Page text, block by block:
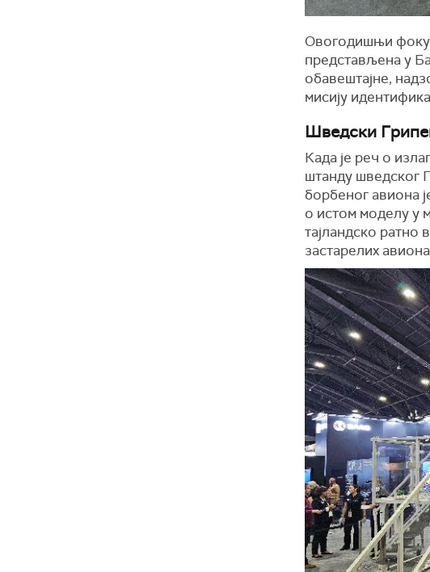
Овогодишњи
представљена у
обавештајне,
мисију
Шведски
Када је реч о
штанду шведског
борбеног авиона
о истом моделу у
тајландско ратно
застарелих